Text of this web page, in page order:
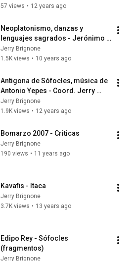
57 views • 12 years ago
Neoplatonismo, danzas y
lenguajes sagrados - Jerónimo
‘Jerry’ Brignone
Jerry Brignone
1.5K views • 10 years ago
Antigona de Sófocles, música de
Antonio Yepes - Coord. Jerry
Brignone
Jerry Brignone
1.9K views • 12 years ago
Bomarzo 2007 - Criticas
Jerry Brignone
190 views • 11 years ago
Kavafis - Itaca
Jerry Brignone
3.7K views • 13 years ago
Edipo Rey - Sófocles
(fragmentos)
Jerry Brignone